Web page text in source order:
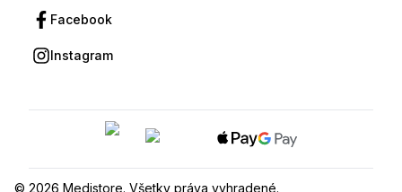
Facebook
Instagram
© 2026 Medistore. Všetky práva vyhradené.